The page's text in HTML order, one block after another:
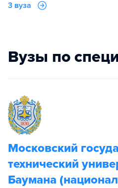
3 вуза
Вузы по
Московский
технический
Баумана